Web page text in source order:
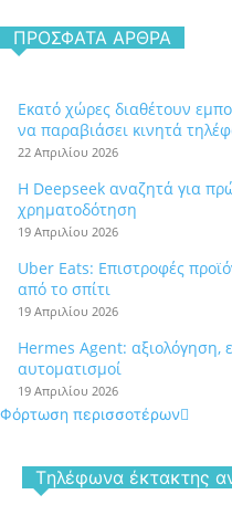
ΠΡΌΣΦΑΤΑ ΆΡΘΡΑ
Εκατό χώρες διαθέτουν
να παραβιάσει κινητά
22 Απριλίου 2026
Η Deepseek αναζητά για
χρηματοδότηση
19 Απριλίου 2026
Uber Eats: Επιστροφές
από το σπίτι
19 Απριλίου 2026
Hermes Agent: αξιολόγηση,
αυτοματισμοί
19 Απριλίου 2026
Φόρτωση περισσοτέρων
Tηλέφωνα έκτακτης